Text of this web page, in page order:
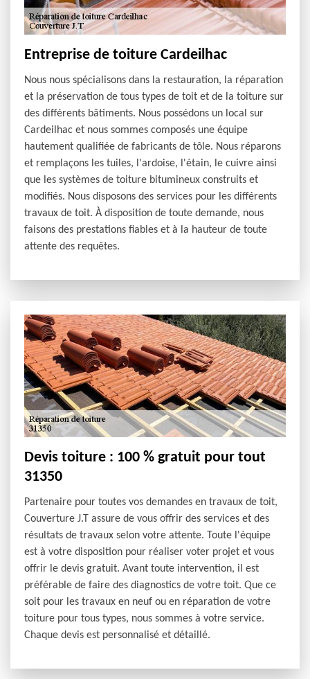
Entreprise de toiture Cardeilhac
Nous nous spécialisons dans la restauration, la réparation
et la préservation de tous types de toit et de la toiture sur
des différents bâtiments. Nous possédons un local sur
Cardeilhac et nous sommes composés une équipe
hautement qualifiée de fabricants de tôle. Nous réparons
et remplaçons les tuiles, l'ardoise, l'étain, le cuivre ainsi
que les systèmes de toiture bitumineux construits et
modifiés. Nous disposons des services pour les différents
travaux de toit. À disposition de toute demande, nous
faisons des prestations fiables et à la hauteur de toute
attente des requêtes.
Devis toiture : 100 % gratuit pour tout
31350
Partenaire pour toutes vos demandes en travaux de toit,
Couverture J.T assure de vous offrir des services et des
résultats de travaux selon votre attente. Toute l'équipe
est à votre disposition pour réaliser voter projet et vous
offrir le devis gratuit. Avant toute intervention, il est
préférable de faire des diagnostics de votre toit. Que ce
soit pour les travaux en neuf ou en réparation de votre
toiture pour tous types, nous sommes à votre service.
Chaque devis est personnalisé et détaillé.